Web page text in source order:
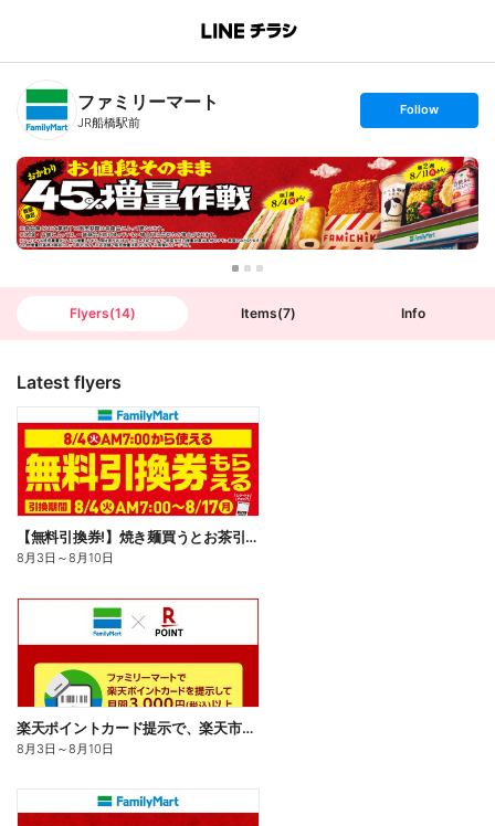
B
n
T
ファミリーマート
JR船橋駅前
s
t
o
l
l
o
w
Follow
Flyers(14) Items(7) Info
Latest flyers
【無料引換券!】焼き麺買うとお茶引換券貰える!
8月3日 ～8月10日
楽天ポイントカード提示で、楽天市場でのお買い物がおトクに!
8月3日 ～8月10日